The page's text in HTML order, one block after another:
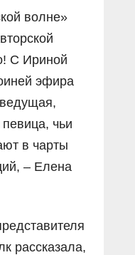
волне»
С Ириной
эфира
чьи
в чарты
– Елена
рассказала,